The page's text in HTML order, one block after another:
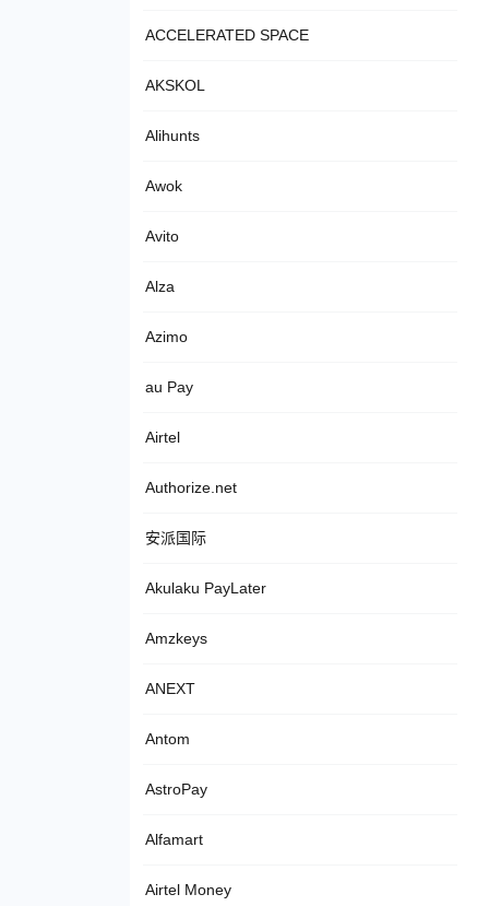
ACCELERATED SPACE
AKSKOL
Alihunts
Awok
Avito
Alza
Azimo
au Pay
Airtel
Authorize.net
安派国际
Akulaku PayLater
Amzkeys
ANEXT
Antom
AstroPay
Alfamart
Airtel Money